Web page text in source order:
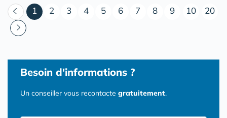
1 (courant)
2 3 4 5 6 7 8 9 10 20
Besoin d'informations ?
Un conseiller vous recontacte gratuitement.